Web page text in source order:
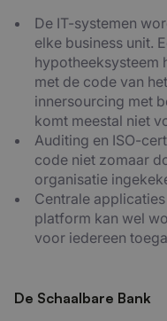
De IT-systemen
elke business unit.
hypotheeksysteem
met de code van
innersourcing met
komt meestal niet
Auditing en ISO-
code niet zomaar
organisatie
Centrale
platform kan wel
voor iedereen
De Schaalbare Bank